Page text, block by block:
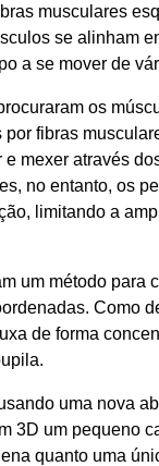
musculares
se alinham
a se mover de
os
fibras
mexer através
no entanto, os
limitando a
um método para
Como
de forma
uma nova
3D um pequeno
quanto uma